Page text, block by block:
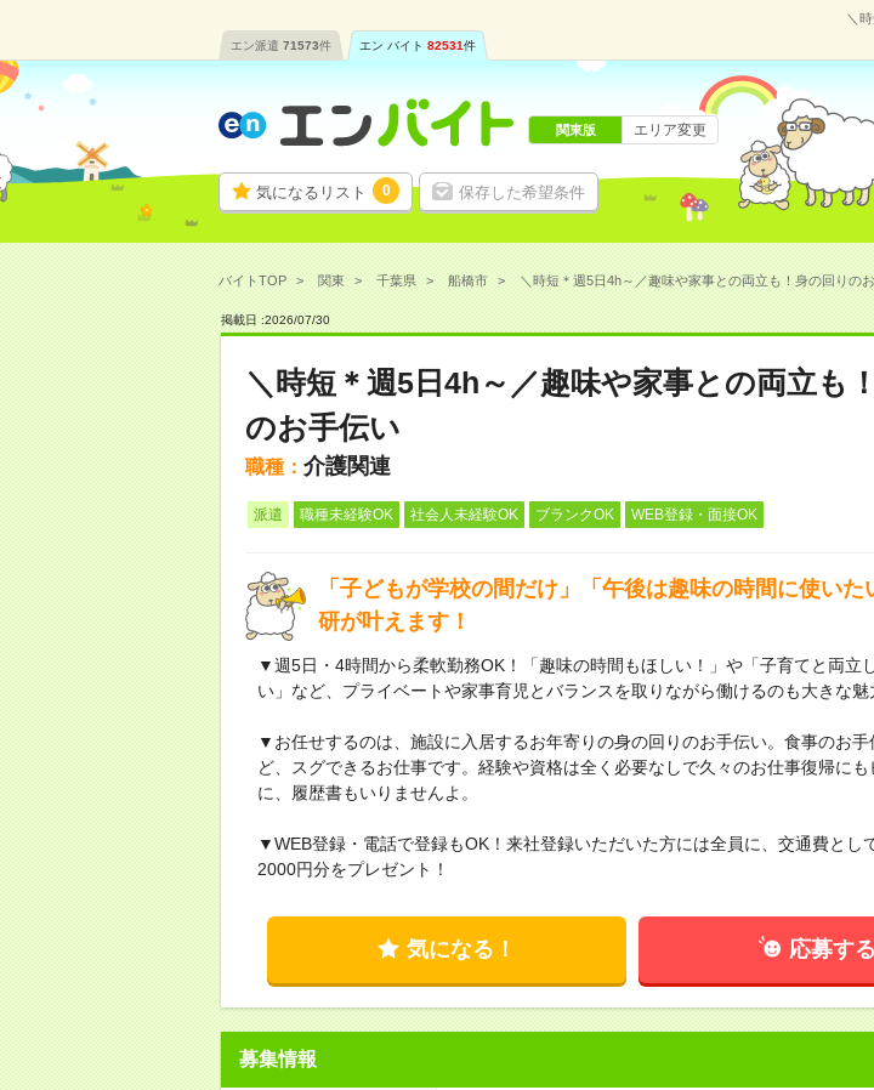
＼
エン派遣 71573件 エン バイト 82531件
気になるリスト 0 保存した希望条件
関東版 エリア変更
バイトTOP 関東 千葉県 船橋市 ＼時短＊週5日4h～／趣味や家事との両立も！身の回りの
掲載日 :2026/07/30
＼時短＊週5日4h～／趣味や家事との両立も
のお手伝い
職種： 介護関連
派遣 職種未経験OK 社会人未経験OK ブランクOK WEB登録・面接OK
「子どもが学校の間だけ」「午後は趣味の時間に使いた
研が叶えます！
▼週5日・4時間から柔軟勤務OK！「趣味の時間もほしい！」や「子育てと両立
い」など、プライベートや家事育児とバランスを取りながら働けるのも大きな魅
▼お任せするのは、施設に入居するお年寄りの身の回りのお手伝い。食事のお手
ど、スグできるお仕事です。経験や資格は全く必要なしで久々のお仕事復帰に
に、履歴書もいりませんよ。
▼WEB登録・電話で登録もOK！来社登録いただいた方には全員に、交通費とし
2000円分をプレゼント！
気になる！ 応募する
募集情報